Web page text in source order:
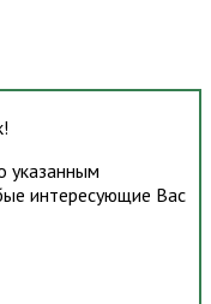
указанным
интересующие Вас